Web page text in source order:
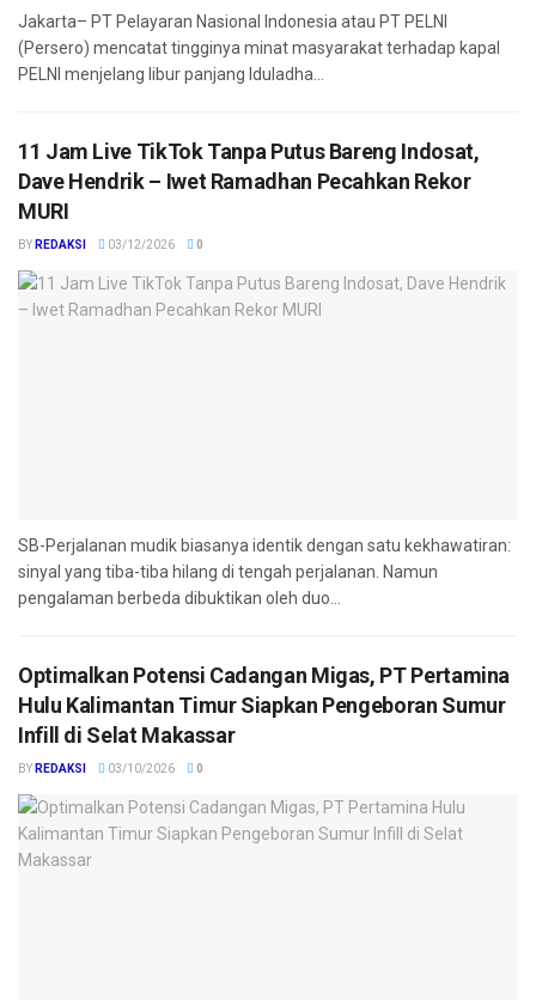
Jakarta– PT Pelayaran Nasional Indonesia atau PT PELNI
(Persero) mencatat tingginya minat masyarakat terhadap kapal
PELNI menjelang libur panjang Iduladha...
11 Jam Live TikTok Tanpa Putus Bareng Indosat,
Dave Hendrik – Iwet Ramadhan Pecahkan Rekor
MURI
BY REDAKSI 03/12/2026 0
SB-Perjalanan mudik biasanya identik dengan satu kekhawatiran:
sinyal yang tiba-tiba hilang di tengah perjalanan. Namun
pengalaman berbeda dibuktikan oleh duo...
Optimalkan Potensi Cadangan Migas, PT Pertamina
Hulu Kalimantan Timur Siapkan Pengeboran Sumur
Infill di Selat Makassar
BY REDAKSI 03/10/2026 0